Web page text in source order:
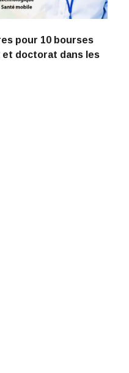
pour 10 bourses
et doctorat dans les